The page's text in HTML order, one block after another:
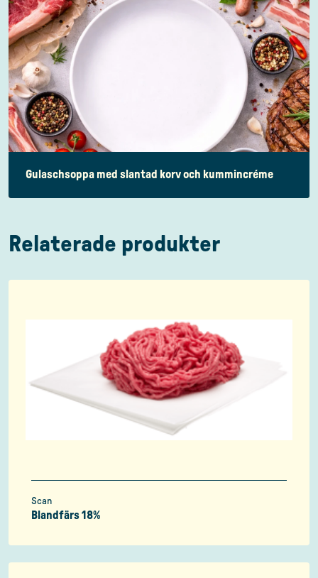
Gulaschsoppa med slantad korv och kummincréme
Relaterade produkter
Scan
Blandfärs 18%